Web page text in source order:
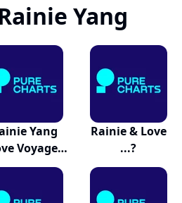
Yang
Yang
Voyage"
Con...
Rainie & Love
...?